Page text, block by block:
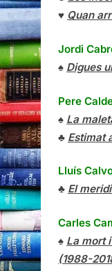
♥ Quan
Jordi
♠ Digues
Pere
♠ La
♣ Estimat
Lluís
♣ El
Carles
♠ La mort
(1988-